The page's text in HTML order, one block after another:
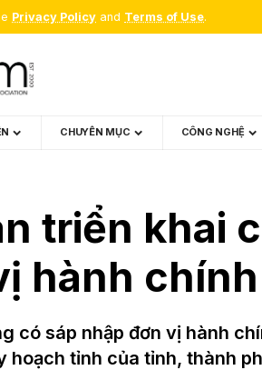
Privacy Policy and Terms of Use.
CHUYÊN MỤC CÔNG NGHỆ
triển khai
hành chính
có sáp nhập đơn vị hành
hoạch tỉnh của tỉnh, thành